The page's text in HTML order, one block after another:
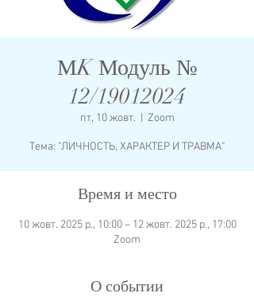
МK Модуль №
12/19012024
пт, 10 жовт. Zoom
Время и место
10 жовт. 2025 р., 10:00 – 12 жовт. 2025 р., 17:00
Zoom
О событии